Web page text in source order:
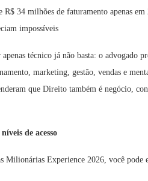
R$ 34 milhões de faturamento apenas
impossíveis
técnico já não basta: o advogado
marketing, gestão, vendas e
que Direito também é negócio,
de acesso
Milionárias Experience 2026, você pode